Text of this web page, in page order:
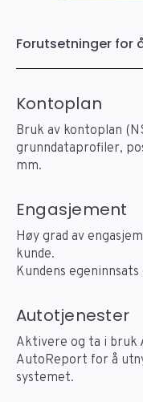
Forutsetninger for
Kontoplan
Bruk av kontoplan
grunndataprofiler,
mm.
Engasjement
Høy grad av
kunde.
Kundens
Autotjenester
Aktivere og ta i bruk
AutoReport for å
systemet.